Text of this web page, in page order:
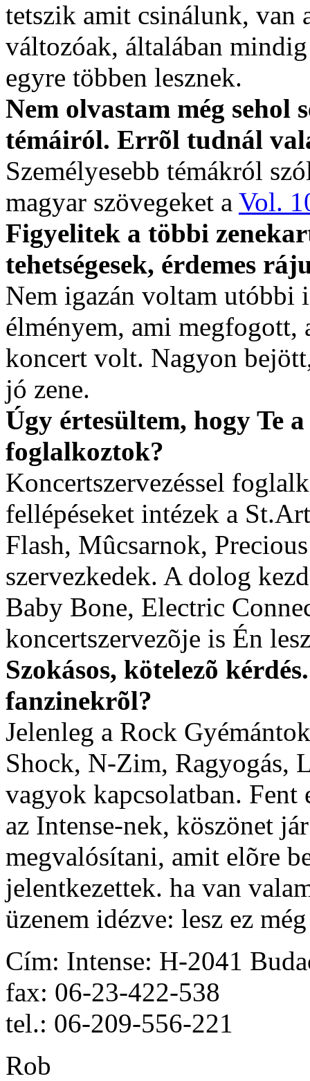
tetszik amit csinálunk, van
változóak, általában
egyre többen lesznek.
Nem olvastam még sehol
témáiról. Errõl tudnál
Személyesebb témákról
magyar szövegeket a Vol.
Figyelitek a többi
tehetségesek, érdemes
Nem igazán voltam utóbbi
élményem, ami megfogott,
koncert volt. Nagyon
jó zene.
Úgy értesültem, hogy Te
foglalkoztok?
Koncertszervezéssel
fellépéseket intézek a
Flash, Mûcsarnok,
szervezkedek. A dolog
Baby Bone, Electric
koncertszervezõje is Én
Szokásos, kötelezõ
fanzinekrõl?
Jelenleg a Rock
Shock, N-Zim, Ragyogás,
vagyok kapcsolatban.
az Intense-nek, köszönet
megvalósítani, amit elõre
jelentkezettek. ha van
üzenem idézve: lesz ez
Cím: Intense: H-2041
fax: 06-23-422-538
tel.: 06-209-556-221
Rob